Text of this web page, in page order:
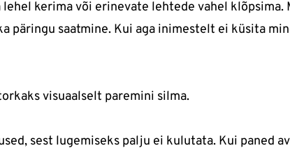
kerima või erinevate lehtede vahel klõpsima.
päringu saatmine. Kui aga inimestelt ei küsita
visuaalselt paremini silma.
sest lugemiseks palju ei kulutata. Kui paned